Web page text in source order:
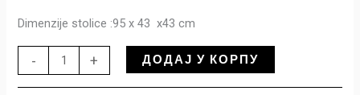
Dimenzije stolice :95 x 43 x43 cm
- + ДОДАЈ У КОРПУ